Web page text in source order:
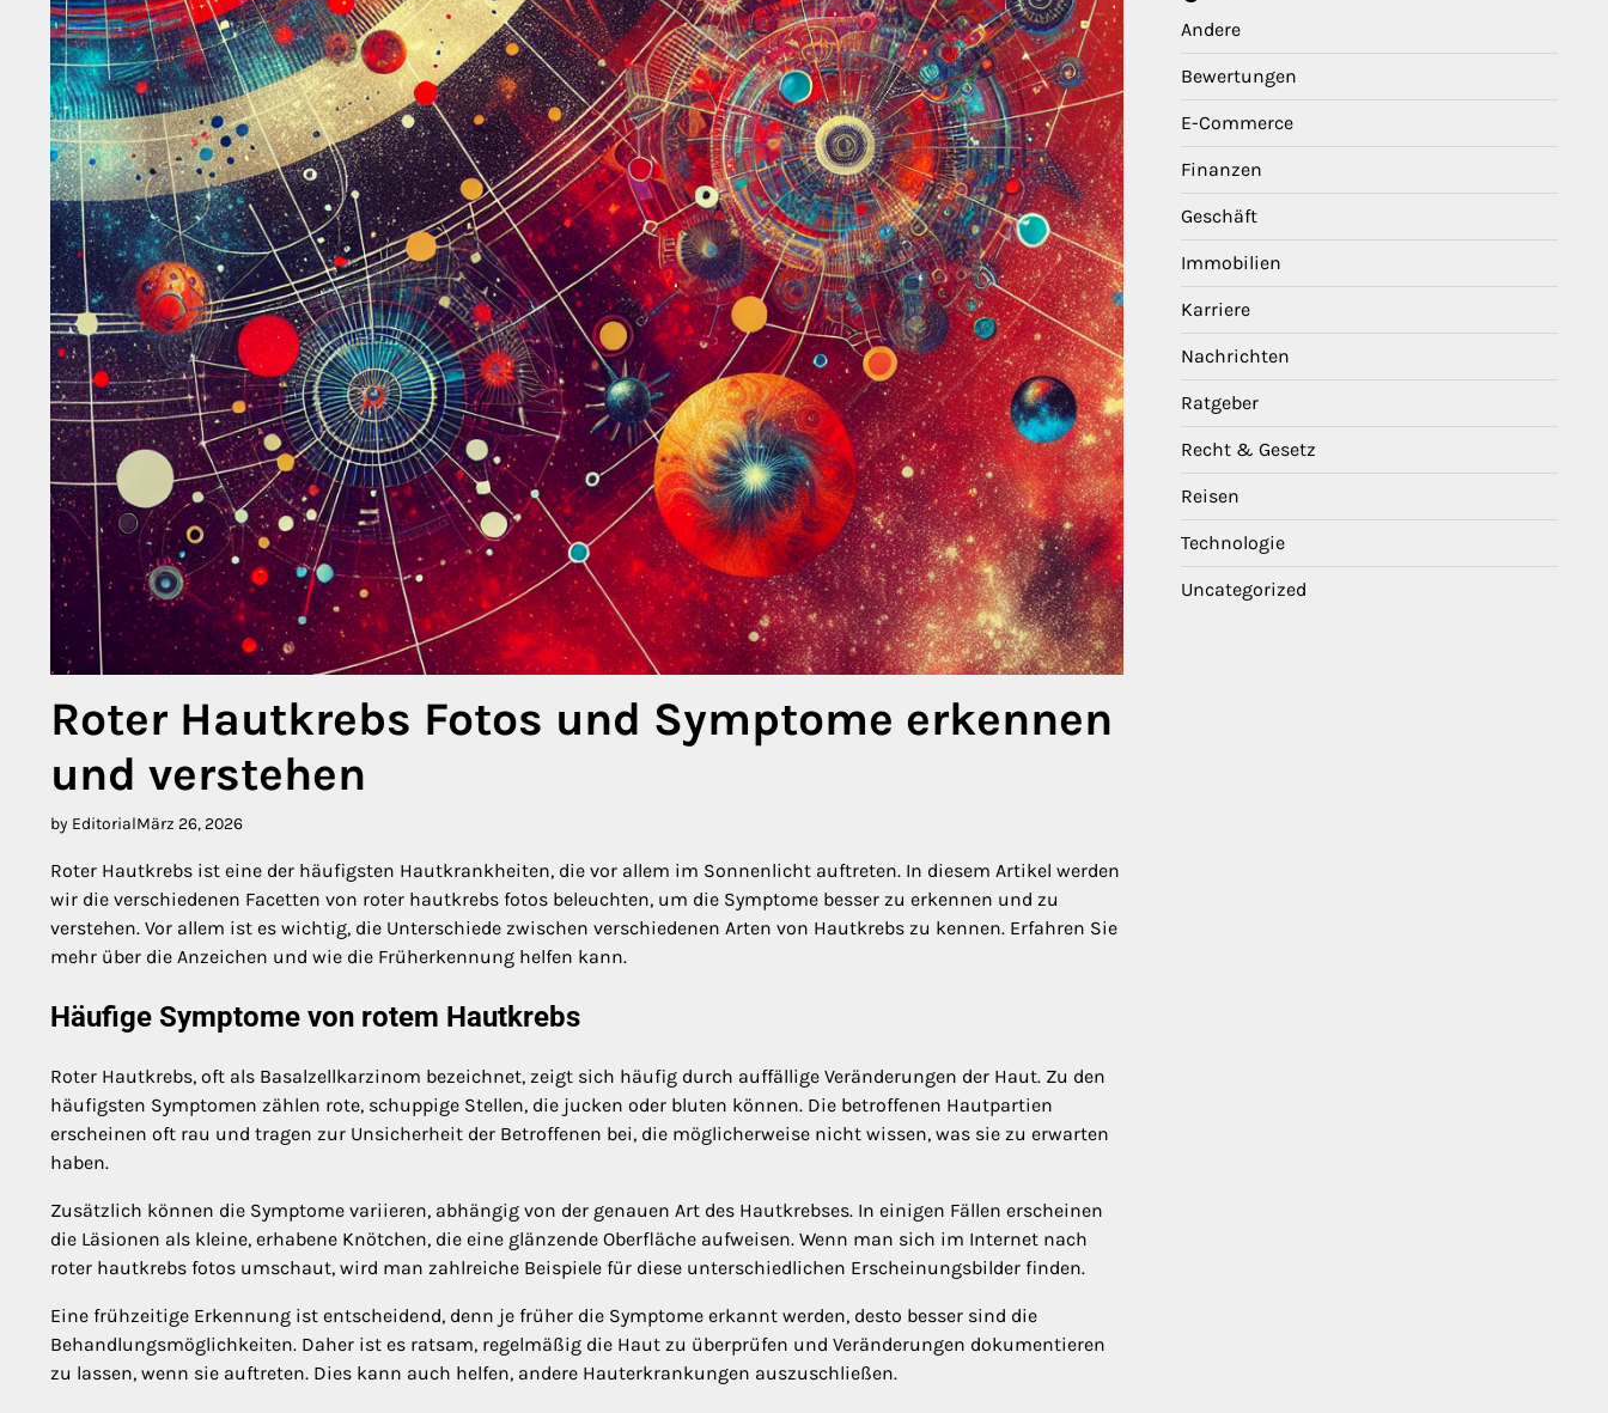
Roter Hautkrebs Fotos und Symptome erkennen
und verstehen
by EditorialMärz 26, 2026
Roter Hautkrebs ist eine der häufigsten Hautkrankheiten, die vor allem im Sonnenlicht auftreten. In diesem Artikel werden
wir die verschiedenen Facetten von roter hautkrebs fotos beleuchten, um die Symptome besser zu erkennen und zu
verstehen. Vor allem ist es wichtig, die Unterschiede zwischen verschiedenen Arten von Hautkrebs zu kennen. Erfahren Sie
mehr über die Anzeichen und wie die Früherkennung helfen kann.
Häufige Symptome von rotem Hautkrebs
Roter Hautkrebs, oft als Basalzellkarzinom bezeichnet, zeigt sich häufig durch auffällige Veränderungen der Haut. Zu den
häufigsten Symptomen zählen rote, schuppige Stellen, die jucken oder bluten können. Die betroffenen Hautpartien
erscheinen oft rau und tragen zur Unsicherheit der Betroffenen bei, die möglicherweise nicht wissen, was sie zu erwarten
haben.
Zusätzlich können die Symptome variieren, abhängig von der genauen Art des Hautkrebses. In einigen Fällen erscheinen
die Läsionen als kleine, erhabene Knötchen, die eine glänzende Oberfläche aufweisen. Wenn man sich im Internet nach
roter hautkrebs fotos umschaut, wird man zahlreiche Beispiele für diese unterschiedlichen Erscheinungsbilder finden.
Eine frühzeitige Erkennung ist entscheidend, denn je früher die Symptome erkannt werden, desto besser sind die
Behandlungsmöglichkeiten. Daher ist es ratsam, regelmäßig die Haut zu überprüfen und Veränderungen dokumentieren
zu lassen, wenn sie auftreten. Dies kann auch helfen, andere Hauterkrankungen auszuschließen.
Andere
Bewertungen
E-Commerce
Finanzen
Geschäft
Immobilien
Karriere
Nachrichten
Ratgeber
Recht & Gesetz
Reisen
Technologie
Uncategorized